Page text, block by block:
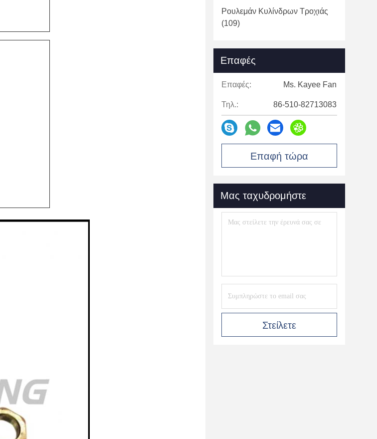
Ρουλεμάν Κυλίνδρων Τροχιάς
(109)
Επαφές
Επαφές: Ms. Kayee Fan
Τηλ.: 86-510-82713083
Επαφή τώρα
Μας ταχυδρομήστε
Στείλετε